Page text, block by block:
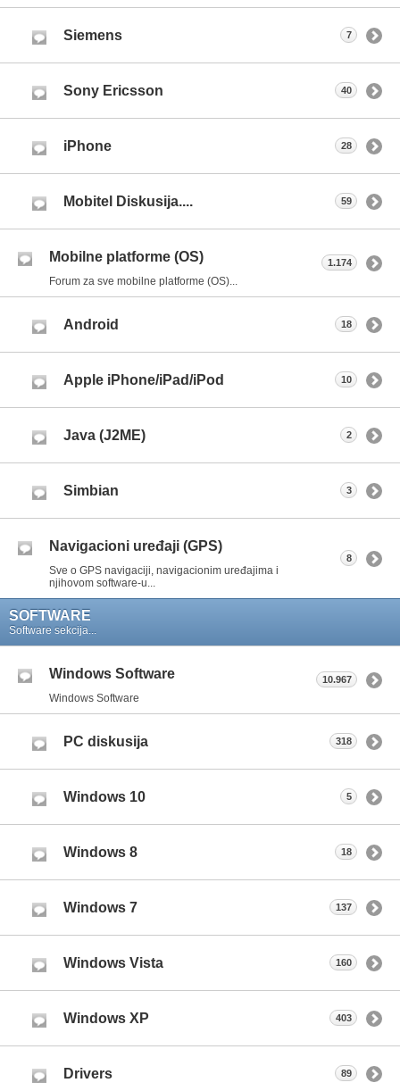
Siemens 7
Sony Ericsson 40
iPhone 28
Mobitel Diskusija.... 59
Mobilne platforme (OS)
Forum za sve mobilne platforme (OS)...
1.174
Android 18
Apple iPhone/iPad/iPod 10
Java (J2ME) 2
Simbian 3
Navigacioni uređaji (GPS)
Sve o GPS navigaciji, navigacionim uređajima i
njihovom software-u...
8
SOFTWARE
Software sekcija...
Windows Software
Windows Software
10.967
PC diskusija 318
Windows 10 5
Windows 8 18
Windows 7 137
Windows Vista 160
Windows XP 403
Drivers 89